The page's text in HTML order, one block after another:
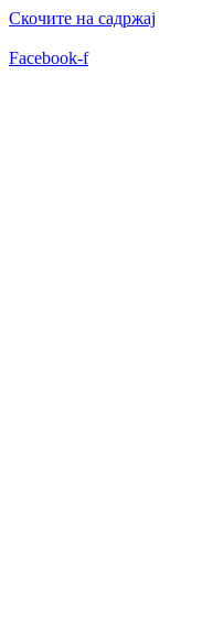
Скочите на садржај
Facebook-f